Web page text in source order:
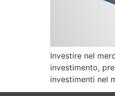
Investire nel
investimento,
investimenti nel